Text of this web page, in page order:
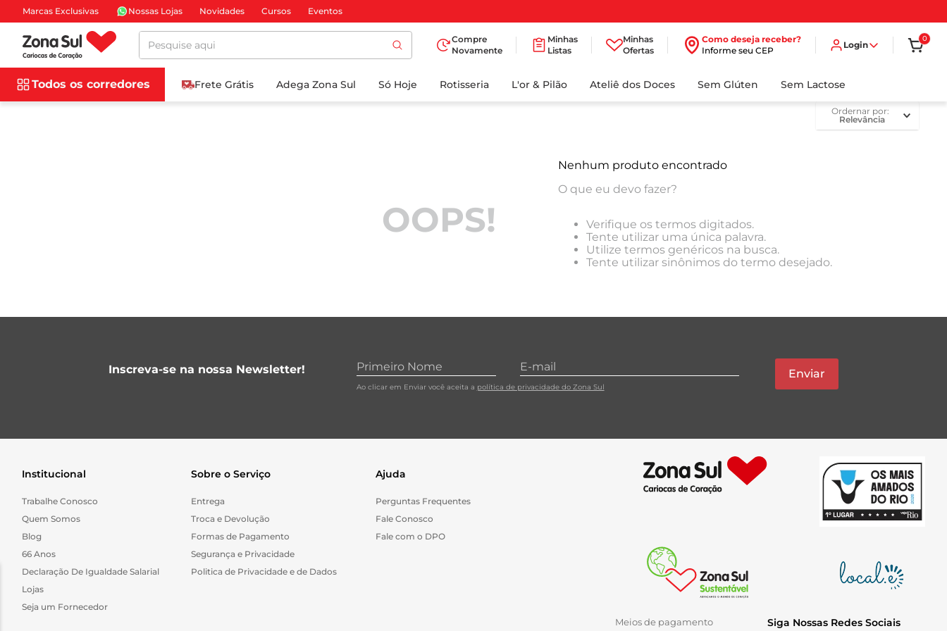
Marcas Exclusivas Nossas Lojas Novidades Cursos Eventos
Pesquise aqui
Compre
Novamente
Minhas
Listas
Minhas
Ofertas
Como deseja receber?
Informe seu CEP
Login
0
Todos os corredores Frete Grátis Adega Zona Sul Só Hoje Rotisseria L'or & Pilão Ateliê dos Doces Sem Glúten Sem Lactose
ordernar por
Relevância
OOPS!
Nenhum produto encontrado
O que eu devo fazer?
Verifique os termos digitados.
Tente utilizar uma única palavra.
Utilize termos genéricos na busca.
Tente utilizar sinônimos do termo desejado.
Inscreva-se na nossa Newsletter!
Ao clicar em Enviar você aceita a política de privacidade do Zona Sul
Enviar
Institucional
Trabalhe Conosco
Quem Somos
Blog
66 Anos
Declaração De Igualdade Salarial
Lojas
Seja um Fornecedor
Sobre o Serviço
Entrega
Troca e Devolução
Formas de Pagamento
Segurança e Privacidade
Politica de Privacidade e de Dados
Ajuda
Perguntas Frequentes
Fale Conosco
Fale com o DPO
Meios de pagamento Siga Nossas Redes Sociais
BUSCADOS
5
detergente
6º
azeite